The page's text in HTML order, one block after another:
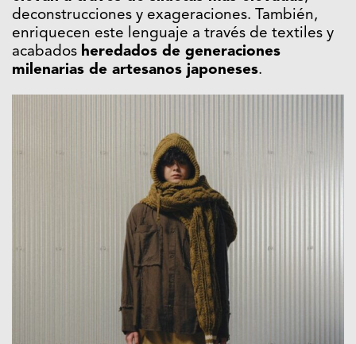
deconstrucciones y exageraciones. También,
enriquecen este lenguaje a través de textiles y
acabados heredados de generaciones
milenarias de artesanos japoneses.